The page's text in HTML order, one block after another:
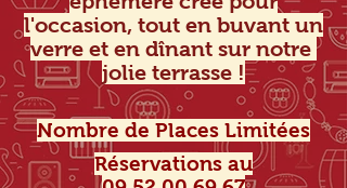
l'occasion, tout en buvant un
verre et en dînant sur notre
jolie terrasse !
Nombre de Places Limitées
Réservations au